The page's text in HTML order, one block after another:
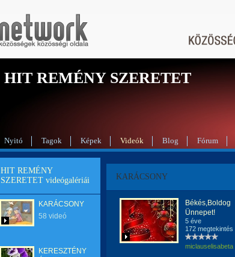
HIT REMÉNY SZERETET
Nyitó Tagok Képek Videók Blog Fórum
HIT REMÉNY
SZERETET videógalériái
KARÁCSONY
58 videó
KERESZTÉNY
KARÁCSONY
Békés,Boldog
Ünnepet!
5 éve
172 megtekintés
miclauselisabeta